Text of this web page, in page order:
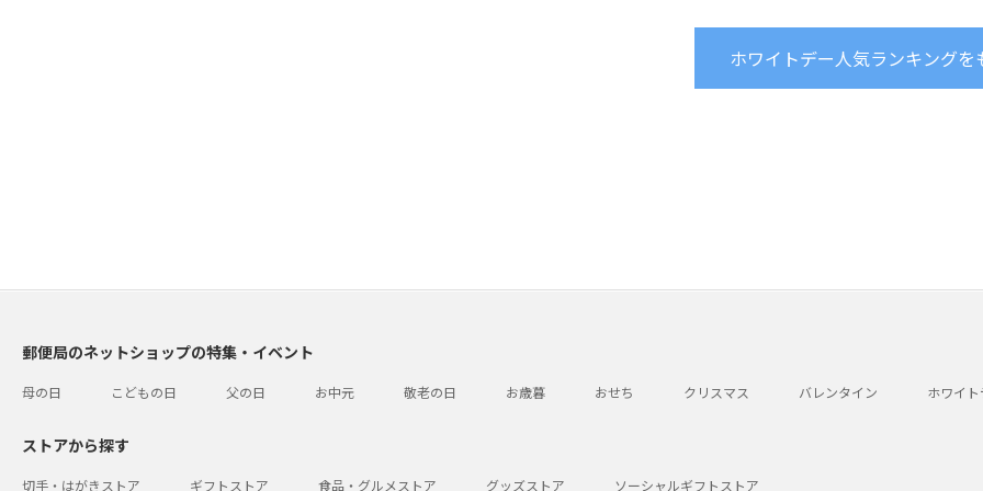
ホワイトデー人気ランキング
郵便局のネットショップの特集・イベント
母の日 こどもの日 父の日 お中元 敬老の日 お歳暮 おせち クリスマス バレンタイン ホワイト
ストアから探す
切手・はがきストア ギフトストア 食品・グルメストア グッズストア ソーシャルギフトストア